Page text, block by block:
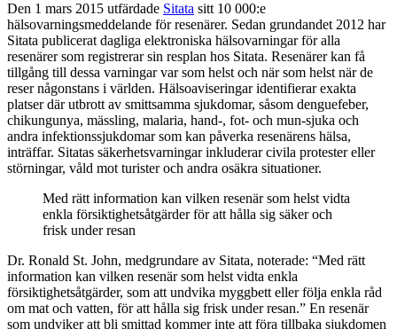
Den 1 mars 2015 utfärdade Sitata sitt 10 000:e
hälsovarningsmeddelande för resenärer. Sedan grundandet 2012 har
Sitata publicerat dagliga elektroniska hälsovarningar för alla
resenärer som registrerar sin resplan hos Sitata. Resenärer kan få
tillgång till dessa varningar var som helst och när som helst när de
reser någonstans i världen. Hälsoaviseringar identifierar exakta
platser där utbrott av smittsamma sjukdomar, såsom denguefeber,
chikungunya, mässling, malaria, hand-, fot- och mun-sjuka och
andra infektionssjukdomar som kan påverka resenärens hälsa,
inträffar. Sitatas säkerhetsvarningar inkluderar civila protester eller
störningar, våld mot turister och andra osäkra situationer.
Med rätt information kan vilken resenär som helst vidta
enkla försiktighetsåtgärder för att hålla sig säker och
frisk under resan
Dr. Ronald St. John, medgrundare av Sitata, noterade: “Med rätt
information kan vilken resenär som helst vidta enkla
försiktighetsåtgärder, som att undvika myggbett eller följa enkla råd
om mat och vatten, för att hålla sig frisk under resan.” En resenär
som undviker att bli smittad kommer inte att föra tillbaka sjukdomen